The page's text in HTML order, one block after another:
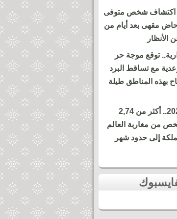
اكتشاف شخص متوفى
مقهى بعد أيام من
الأنظار
توقع موجة حر
مع تساقط البرد
بهذه المناطق طيلة
مرحبا 2026.. أكثر من 2,74
من مغاربة العالم
إلى حدود شهر